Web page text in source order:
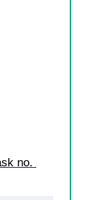
no.